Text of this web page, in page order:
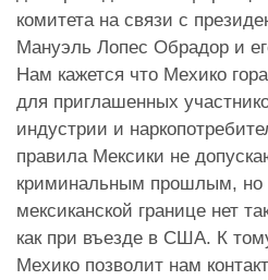
комитета на связи с
Мануэль Лопес Обрадор и
Нам кажется что Мехико
для приглашенных
индустрии и
правила Мексики не
криминальным прошлым, но
мексиканской границе нет
как при въезде в США. К
Мехико позволит нам